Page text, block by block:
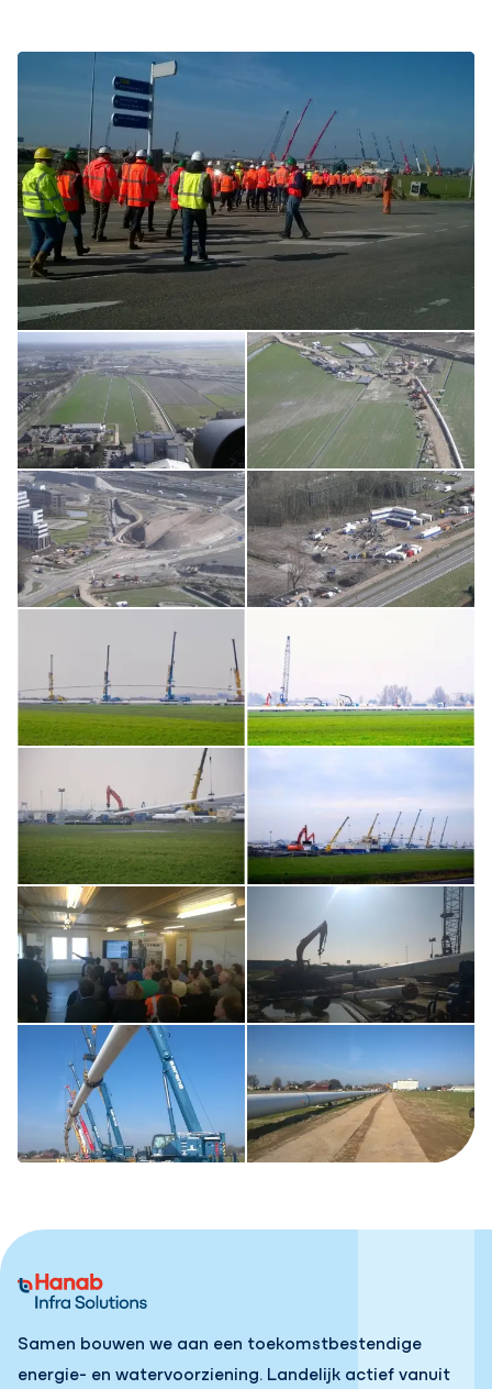
Samen bouwen we aan een toekomstbestendige
energie- en watervoorziening. Landelijk actief vanuit